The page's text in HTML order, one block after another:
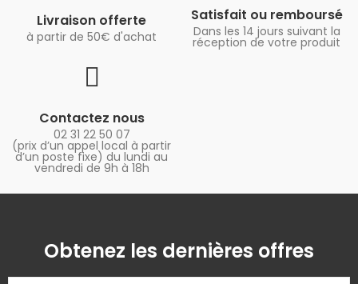
Livraison offerte
à partir de 50€ d'achat
Satisfait ou remboursé
Dans les 14 jours suivant la
réception de votre produit
Contactez nous
02 31 22 50 07
(prix d’un appel local à partir
d’un poste fixe) du lundi au
vendredi de 9h à 18h
Obtenez les dernières offres